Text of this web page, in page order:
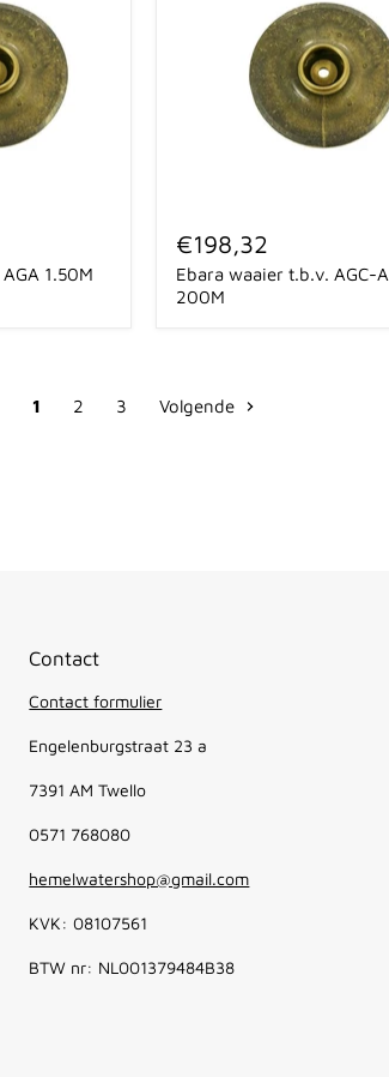
1.50M
waaier
t.b.v.
AGC-
A
€198,32
Ebara waaier t.b.v. AGC-A
200M
1 2 3 Volgende
Contact
Contact formulier
Engelenburgstraat 23 a
7391 AM Twello
0571 768080
hemelwatershop@gmail.com
KVK: 08107561
BTW nr: NL001379484B38